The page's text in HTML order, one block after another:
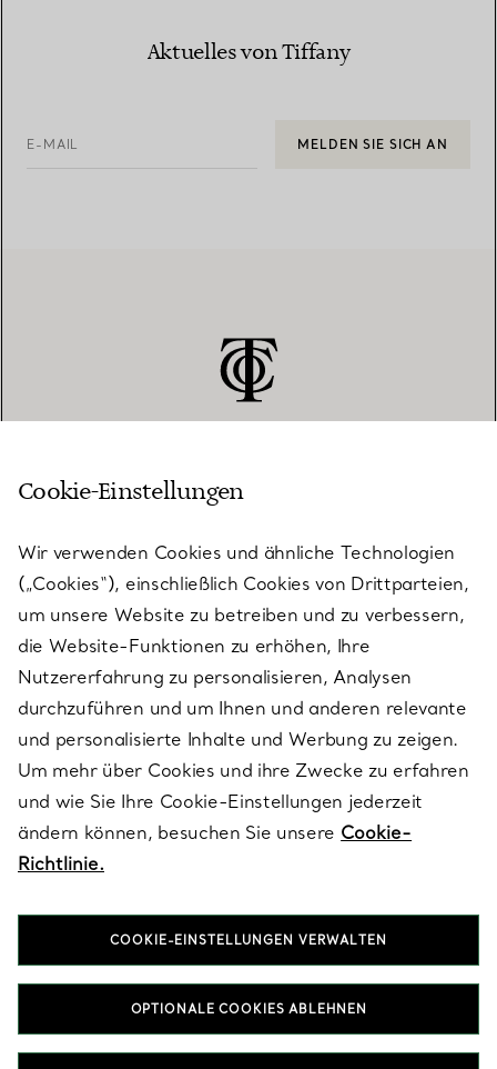
Aktuelles von Tiffany
E-MAIL MELDEN SIE SICH AN
KUNDENSERVICE
SERVICES
ÜBER TIFFANY & CO.
RECHTLICHE HINWEISE
FOLGEN SIE UNS
T&Co. 2026
Cookie-Einstellungen
Wir verwenden Cookies und ähnliche Technologien
(„Cookies“), einschließlich Cookies von Drittparteien,
um unsere Website zu betreiben und zu verbessern,
die Website-Funktionen zu erhöhen, Ihre
Nutzererfahrung zu personalisieren, Analysen
durchzuführen und um Ihnen und anderen relevante
und personalisierte Inhalte und Werbung zu zeigen.
Um mehr über Cookies und ihre Zwecke zu erfahren
und wie Sie Ihre Cookie-Einstellungen jederzeit
ändern können, besuchen Sie unsere Cookie-
Richtlinie.
COOKIE-EINSTELLUNGEN VERWALTEN
OPTIONALE COOKIES ABLEHNEN